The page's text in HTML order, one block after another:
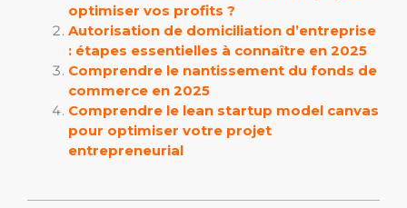
optimiser vos profits ?
Autorisation de domiciliation d’entreprise
: étapes essentielles à connaître en 2025
Comprendre le nantissement du fonds de
commerce en 2025
Comprendre le lean startup model canvas
pour optimiser votre projet
entrepreneurial